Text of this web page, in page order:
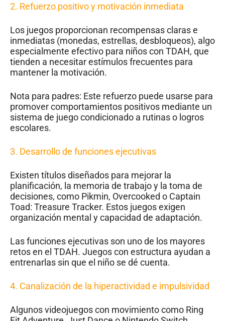
2. Refuerzo positivo y motivación inmediata
Los juegos proporcionan recompensas claras e
inmediatas (monedas, estrellas, desbloqueos), algo
especialmente efectivo para niños con TDAH, que
tienden a necesitar estímulos frecuentes para
mantener la motivación.
Nota para padres: Este refuerzo puede usarse para
promover comportamientos positivos mediante un
sistema de juego condicionado a rutinas o logros
escolares.
3. Desarrollo de funciones ejecutivas
Existen títulos diseñados para mejorar la
planificación, la memoria de trabajo y la toma de
decisiones, como Pikmin, Overcooked o Captain
Toad: Treasure Tracker. Estos juegos exigen
organización mental y capacidad de adaptación.
Las funciones ejecutivas son uno de los mayores
retos en el TDAH. Juegos con estructura ayudan a
entrenarlas sin que el niño se dé cuenta.
4. Canalización de la hiperactividad e impulsividad
Algunos videojuegos con movimiento como Ring